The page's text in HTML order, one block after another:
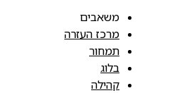
משאבים
מרכז העזרה
תמחור
בלוג
קהילה